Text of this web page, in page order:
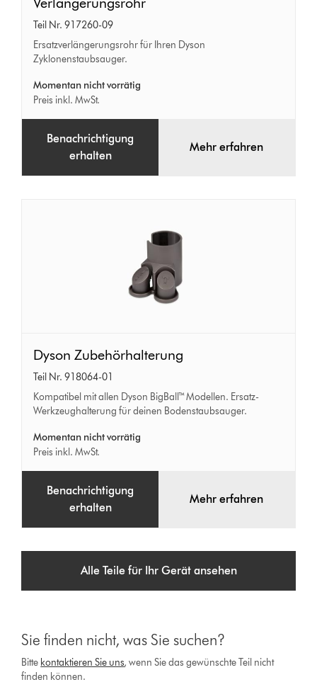
Teil Nr. 917260-09
Ersatzverlängerungsrohr für Ihren Dyson
Zyklonenstaubsauger.
Momentan nicht vorrätig
Preis inkl. MwSt.
Benachrichtigung
erhalten
Mehr erfahren
Zubehörhalterung
Dyson Zubehörhalterung
Teil Nr. 918064-01
Kompatibel mit allen Dyson BigBall™ Modellen. Ersatz-
Werkzeughalterung für deinen Bodenstaubsauger.
Momentan nicht vorrätig
Preis inkl. MwSt.
Benachrichtigung
erhalten
Mehr erfahren
Alle Teile für Ihr Gerät ansehen
Sie finden nicht, was Sie suchen?
Bitte kontaktieren Sie uns, wenn Sie das gewünschte Teil nicht
finden können.